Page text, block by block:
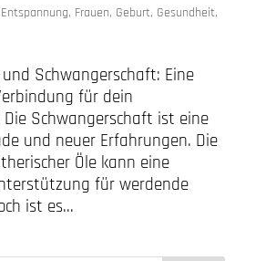
Entspannung, Frauen, Geburt, Gesundheit,
Schwangerschaft: Eine
für dein
Schwangerschaft ist eine
und neuer Erfahrungen. Die
Öle kann eine
für werdende
ist es...